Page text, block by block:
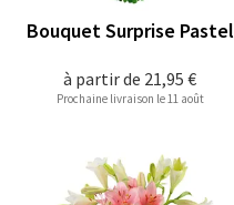
à partir de 21,95 €
Bouquet Surprise Pastel
Prochaine livraison le 11 août